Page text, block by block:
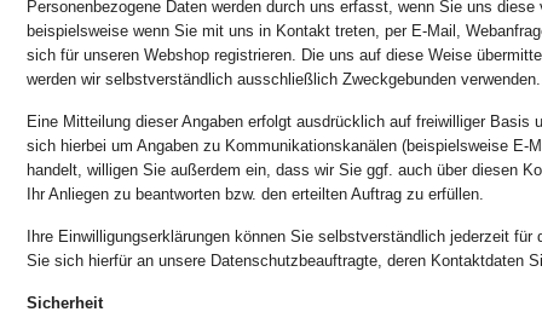
Personenbezogene Daten werden durch uns erfasst, wenn Sie uns
beispielsweise wenn Sie mit uns in Kontakt treten, per E-Mail,
sich für unseren Webshop registrieren. Die uns auf diese Weise
werden wir selbstverständlich ausschließlich Zweckgebunden verwenden.
Eine Mitteilung dieser Angaben erfolgt ausdrücklich auf freiwilliger Basis
sich hierbei um Angaben zu Kommunikationskanälen (beispielsweise E-
handelt, willigen Sie außerdem ein, dass wir Sie ggf. auch über diesen
Ihr Anliegen zu beantworten bzw. den erteilten Auftrag zu erfüllen.
Ihre Einwilligungserklärungen können Sie selbstverständlich jederzeit
Sie sich hierfür an unsere Datenschutzbeauftragte, deren Kontaktdaten
Sicherheit